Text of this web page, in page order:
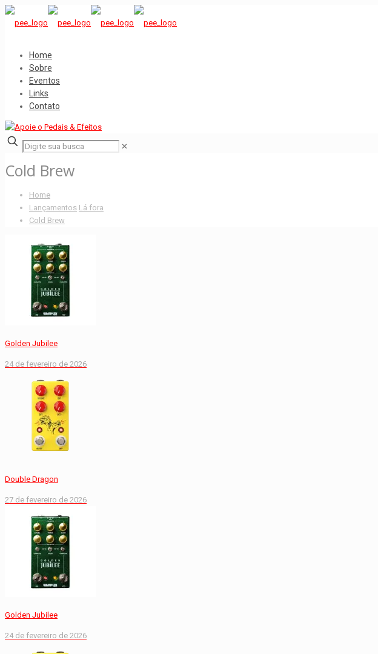
Home
Sobre
Eventos
Links
Contato
✕
Cold Brew
Home
Lançamentos Lá fora
Cold Brew
Golden Jubilee
24 de fevereiro de 2026
Double Dragon
27 de fevereiro de 2026
Golden Jubilee
24 de fevereiro de 2026